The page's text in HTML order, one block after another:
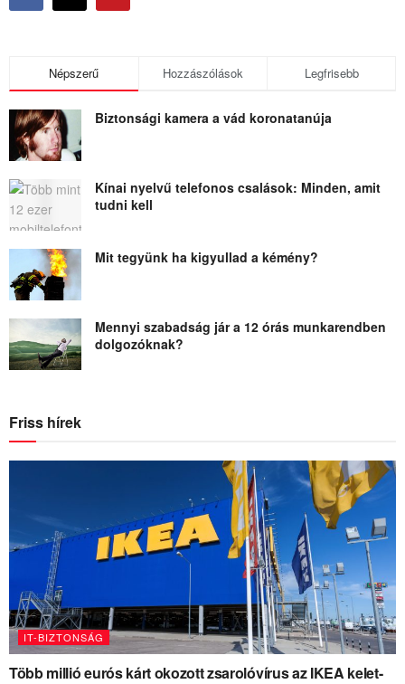
Népszerű Hozzászólások Legfrisebb
Biztonsági kamera a vád koronatanúja
Kínai nyelvű telefonos csalások: Minden, amit
tudni kell
Mit tegyünk ha kigyullad a kémény?
Mennyi szabadság jár a 12 órás munkarendben
dolgozóknak?
Friss hírek
IT-BIZTONSÁG
Több millió eurós kárt okozott zsarolóvírus az IKEA kelet-